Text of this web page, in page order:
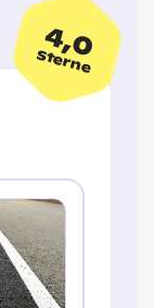
4,0
Sterne